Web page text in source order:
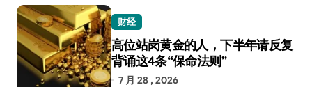
财经
高位站岗黄金的人，下半年请反复
背诵这4条“保命法则”
7 月 28 , 2026